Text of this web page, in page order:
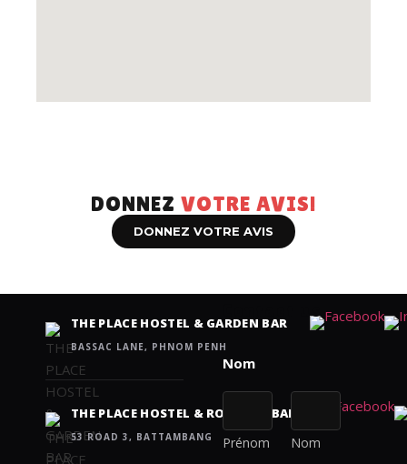
DONNEZ VOTRE AVIS!
DONNEZ VOTRE AVIS
THE PLACE HOSTEL & GARDEN BAR
BASSAC LANE, PHNOM PENH
THE PLACE HOSTEL & ROOFTOP BAR
53 ROAD 3, BATTAMBANG
N
a
C
o
m
Prénom Nom